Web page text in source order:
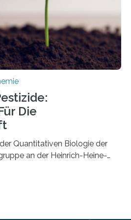
Fossilfund einer
dar, denn…
Die
Quantitativen Biologie der
an der Heinrich-Heine-
wie Bakterien auf